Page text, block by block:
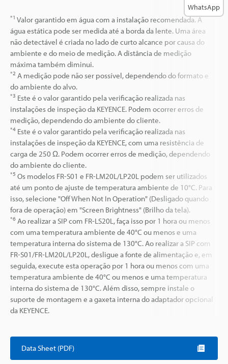
*1 Valor garantido em água com a instalação recomendada. A
água estática pode ser medida até a borda da lente. Uma área
não detectável é criada no lado de curto alcance por causa do
ambiente e do meio de medição. A distância de medição
máxima também diminui.
*2 A medição pode não ser possível, dependendo do formato e
do ambiente do alvo.
*3 Este é o valor garantido pela verificação realizada nas
instalações de inspeção da KEYENCE. Podem ocorrer erros de
medição, dependendo do ambiente do cliente.
*4 Este é o valor garantido pela verificação realizada nas
instalações de inspeção da KEYENCE, com uma resistência de
carga de 250 Ω. Podem ocorrer erros de medição, dependendo
do ambiente do cliente.
*5 Os modelos FR-S01 e FR-LM20L/LP20L podem ser utilizados
até um ponto de ajuste de temperatura ambiente de 10°C. Para
isso, selecione "Off When Not In Operation" (Desligado quando
fora de operação) em "Screen Brightness" (Brilho da tela).
*6 Ao realizar a SIP com FR-LS20L, faça isso por 1 hora ou menos
com uma temperatura ambiente de 40°C ou menos e uma
temperatura interna do sistema de 130°C. Ao realizar a SIP com
FR-S01/FR-LM20L/LP20L, desligue a fonte de alimentação e, em
seguida, execute esta operação por 1 hora ou menos com uma
temperatura ambiente de 40°C ou menos e uma temperatura
interna do sistema de 130°C. Além disso, sempre instale o
suporte de montagem e a gaxeta interna do adaptador opcional
da KEYENCE.
Data Sheet (PDF)
WhatsApp